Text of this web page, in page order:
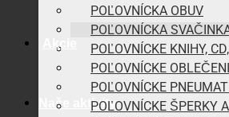
Akcie
Naše aktivity
POĽOVNÍCKA OBUV
POĽOVNÍCKA
POĽOVNÍCKE KNIHY,
POĽOVNÍCKE
POĽOVNÍCKE
POĽOVNÍCKE ŠPERKY